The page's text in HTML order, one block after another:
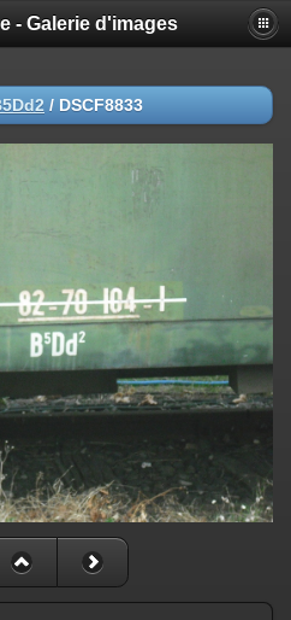
- Galerie d'images
/ DSCF8833